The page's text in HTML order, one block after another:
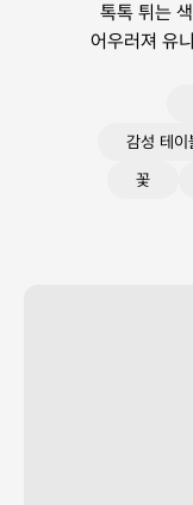
톡톡 튀는
어우러져 유
감성 테이
꽃